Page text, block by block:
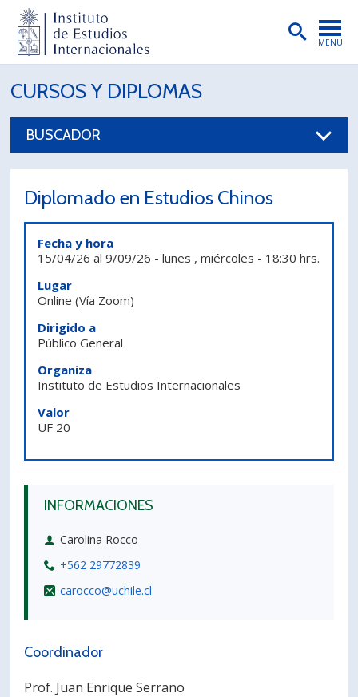
MENÚ
PORTADA
INSTITUTO
Postulantes
CURSOS Y DIPLOMAS
BUSCADOR
Diplomado en Estudios Chinos
INFORMACIONES
Carolina Rocco
+562 29772839
carocco@uchile.cl
Fecha y hora
15/04/26 al9/09/26 -lunes , miércoles - 18:30 hrs.
Lugar
Online (Vía Zoom)
Dirigido a
Público General
Organiza
Instituto de Estudios Internacionales
Valor
UF 20
Coordinador
Prof. Juan Enrique Serrano